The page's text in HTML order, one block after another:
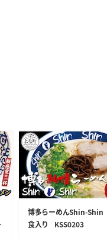
博多らーめんShin-
食入り KSS0203